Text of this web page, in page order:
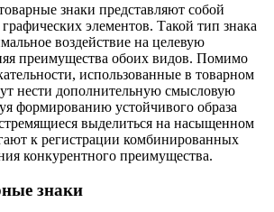
знаки представляют собой
элементов. Такой тип знака
воздействие на целевую
преимущества обоих видов. Помимо
использованные в товарном
нести дополнительную смысловую
формированию устойчивого образа
выделиться на насыщенном
к регистрации комбинированных
конкурентного преимущества.
знаки